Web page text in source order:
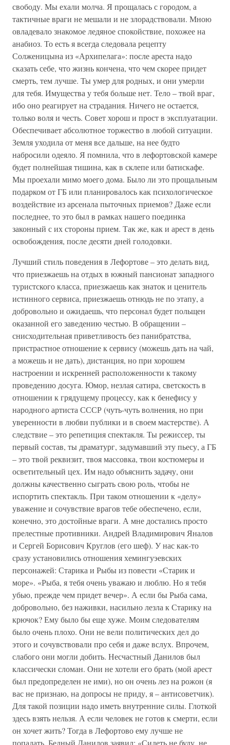
свободу. Мы ехали молча. Я прощалась с городом, а
тактичные враги не мешали и не злорадствовали. Мною
овладевало знакомое ледяное спокойствие, похожее на
анабиоз. То есть я всегда следовала рецепту
Солженицына из «Архипелага»: после ареста надо
сказать себе, что жизнь кончена, что чем скорее придет
смерть, тем лучше. Ты умер для родных, и они умерли
для тебя. Имущества у тебя больше нет. Тело – твой враг,
ибо оно реагирует на страдания. Ничего не остается,
только воля и честь. Совет хорош и прост в эксплуатации.
Обеспечивает абсолютное торжество в любой ситуации.
Земля уходила от меня все дальше, на нее будто
набросили одеяло. Я помнила, что в лефортовской камере
будет полнейшая тишина, как в склепе или батискафе.
Мы проехали мимо моего дома. Было ли это прощальным
подарком от ГБ или планировалось как психологическое
воздействие из арсенала пыточных приемов? Даже если
последнее, то это был в рамках нашего поединка
законный с их стороны прием. Так же, как и арест в день
освобождения, после десяти дней голодовки.
Лучший стиль поведения в Лефортове – это делать вид,
что приезжаешь на отдых в южный пансионат западного
туристского класса, приезжаешь как знаток и ценитель
истинного сервиса, приезжаешь отнюдь не по этапу, а
добровольно и ожидаешь, что персонал будет польщен
оказанной его заведению честью. В обращении –
снисходительная приветливость без панибратства,
пристрастное отношение к сервису (можешь дать на чай,
а можешь и не дать), дистанция, но при хорошем
настроении и искренней расположенности к такому
проведению досуга. Юмор, незлая сатира, светскость в
отношении к грядущему процессу, как к бенефису у
народного артиста СССР (чуть-чуть волнения, но при
уверенности в любви публики и в своем мастерстве). А
следствие – это репетиция спектакля. Ты режиссер, ты
первый состав, ты драматург, задумавший эту пьесу, а ГБ
– это твой реквизит, твоя массовка, твои костюмеры и
осветительный цех. Им надо объяснить задачу, они
должны качественно сыграть свою роль, чтобы не
испортить спектакль. При таком отношении к «делу»
уважение и сочувствие врагов тебе обеспечено, если,
конечно, это достойные враги. А мне достались просто
прелестные противники. Андрей Владимирович Яналов
и Сергей Борисович Круглов (его шеф). У нас как-то
сразу установились отношения хемингуэевских
персонажей: Старика и Рыбы из повести «Старик и
море». «Рыба, я тебя очень уважаю и люблю. Но я тебя
убью, прежде чем придет вечер». А если бы Рыба сама,
добровольно, без наживки, насильно лезла к Старику на
крючок? Ему было бы еще хуже. Моим следователям
было очень плохо. Они не вели политических дел до
этого и сочувствовали про себя и даже вслух. Впрочем,
слабого они могли добить. Несчастный Данилов был
классически сломан. Они не хотели его брать (мой арест
был предопределен не ими), но он очень лез на рожон (я
вас не признаю, на допросы не приду, я – антисоветчик).
Для такой позиции надо иметь внутренние силы. Глоткой
здесь взять нельзя. А если человек не готов к смерти, если
он хочет жить? Тогда в Лефортово ему лучше не
попадать. Бедный Данилов заявил: «Сидеть не буду, не